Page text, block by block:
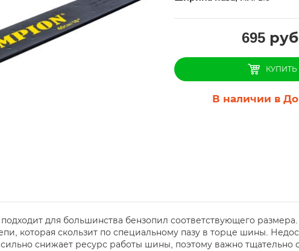
695
КУПИТЬ
В наличии в
подходит для большинства бензопил соответствующего
которая скользит по специальному пазу в торце шины.
снижает ресурс работы шины, поэтому важно тщательно